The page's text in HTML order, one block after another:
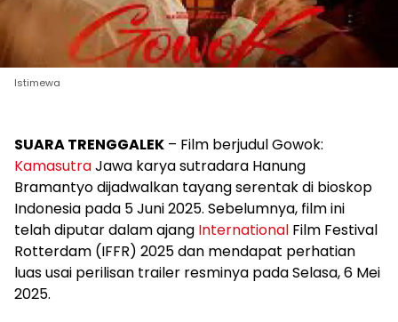
Istimewa
SUARA TRENGGALEK – Film berjudul Gowok:
KamasutraJawa karya sutradara Hanung
Bramantyo dijadwalkan tayang serentak di bioskop
Indonesia pada 5 Juni 2025. Sebelumnya, film ini
telah diputar dalam ajang International Film Festival
Rotterdam (IFFR) 2025 dan mendapat perhatian
luas usai perilisan trailer resminya pada Selasa, 6 Mei
2025.